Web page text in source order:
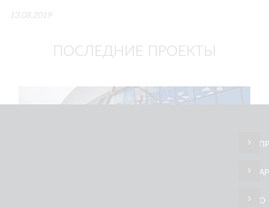
13.08.2019
ПОСЛЕДНИЕ ПРОЕКТЫ
О